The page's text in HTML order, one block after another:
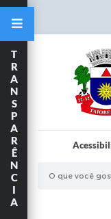
T
R
A
N
S
P
A
R
Ê
N
C
I
A